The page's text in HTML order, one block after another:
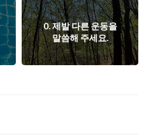
0. 제발 다른 운동을
말씀해 주세요.